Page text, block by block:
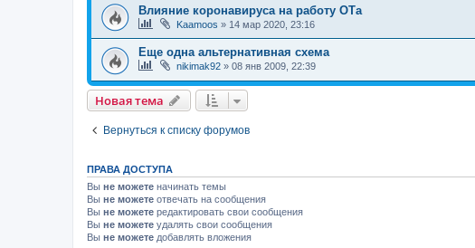
Влияние коронавируса на работу ОТа
Kaamoos » 14 мар 2020, 23:16
Еще одна альтернативная схема
nikimak92 » 08 янв 2009, 22:39
Новая тема
Вернуться к списку форумов
ПРАВА ДОСТУПА
Вы не можете начинать темы
Вы не можете отвечать на сообщения
Вы не можете редактировать свои сообщения
Вы не можете удалять свои сообщения
Вы не можете добавлять вложения